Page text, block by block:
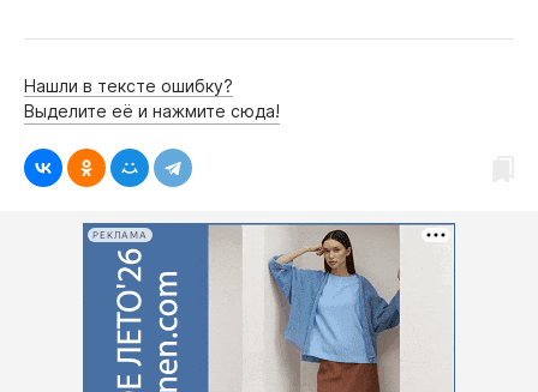
Нашли в тексте ошибку?
Выделите её и нажмите сюда!
РЕКЛАМА